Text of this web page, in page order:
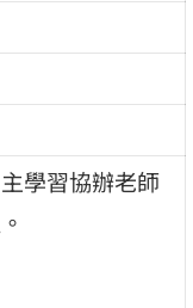
學習協辦老師